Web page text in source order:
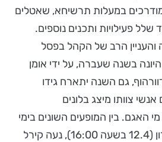
מודרכים במעלות תרשיחא, שאטלים
שלל פעילויות ותכנים נוספים.
הרב של הקהל בפסל
בשנה שעברה, על ידי אומן
גם השנה יתארח גידו
צוותו מיצג בלונים
על מי האגם. בין המופעים השונים בימי
הפסטיבל: חיפזון וזהירון (12.4 בשעה 16:00), נעה קירל